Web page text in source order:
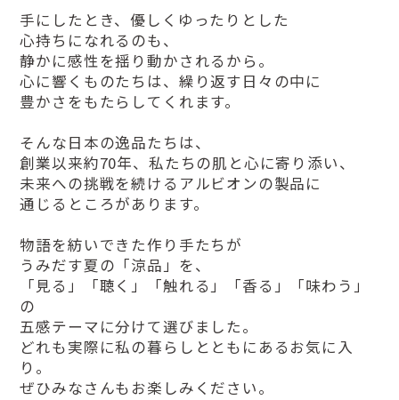
手にしたとき、優しくゆったりとした
心持ちになれるのも、
静かに感性を揺り動かされるから。
心に響くものたちは、繰り返す日々の中に
豊かさをもたらしてくれます。
そんな日本の逸品たちは、
創業以来約70年、私たちの肌と心に寄り添い、
未来への挑戦を続けるアルビオンの製品に
通じるところがあります。
物語を紡いできた作り手たちが
うみだす夏の「涼品」を、
「見る」「聴く」「触れる」「香る」「味わう」
の
五感テーマに分けて選びました。
どれも実際に私の暮らしとともにあるお気に入
り。
ぜひみなさんもお楽しみください。